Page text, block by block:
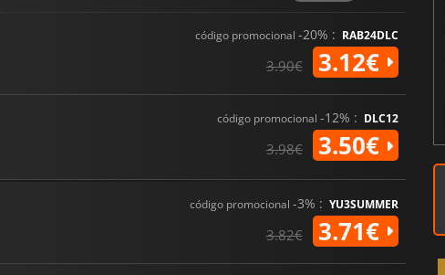
código promocional -20% : RAB24DLC
3.90€ 3.12€
código promocional -12% : DLC12
3.98€ 3.50€
código promocional -3% : YU3SUMMER
3.82€ 3.71€